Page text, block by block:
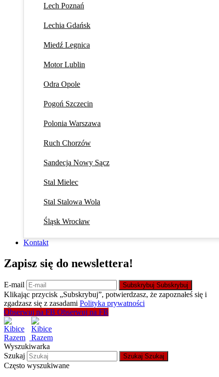
Lech Poznań
Lechia Gdańsk
Miedź Legnica
Motor Lublin
Odra Opole
Pogoń Szczecin
Polonia Warszawa
Ruch Chorzów
Sandecja Nowy Sącz
Stal Mielec
Stal Stalowa Wola
Śląsk Wrocław
Kontakt
Zapisz się do newslettera!
E-mail Subskrybuj Subskrybuj
Klikając przycisk „Subskrybuj”, potwierdzasz, że zapoznałeś się i
zgadzasz się z zasadami Polityka prywatności
Obserwuj na FB Obserwuj na FB
Wyszukiwarka
Szukaj
Szukaj Szukaj
Często wyszukiwane